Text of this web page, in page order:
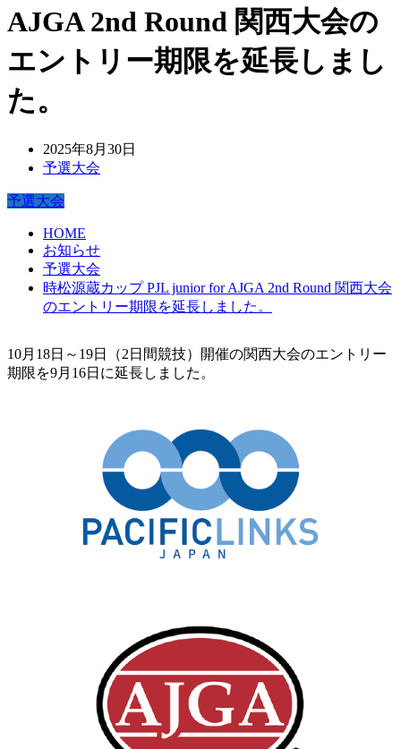
AJGA 2nd Round 関西大会の
エントリー期限を延長しまし
た。
2025年8月30日
予選大会
予選大会
HOME
お知らせ
予選大会
時松源蔵カップ PJL junior for AJGA 2nd Round 関西大会
のエントリー期限を延長しました。
10月18日～19日（2日間競技）開催の関西大会のエントリー
期限を9月16日に延長しました。